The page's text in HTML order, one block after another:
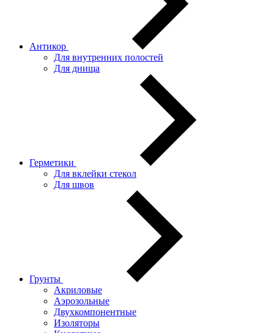
Антикор
Для внутренних полостей
Для днища
Герметики
Для вклейки стекол
Для швов
Грунты
Акриловые
Аэрозольные
Двухкомпонентные
Изоляторы